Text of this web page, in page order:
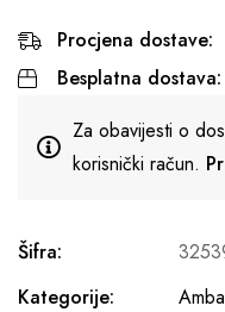
Procjena dostave:
Besplatna dostava:
Za obavijesti o
korisnički račun.
Šifra:
Kategorije: